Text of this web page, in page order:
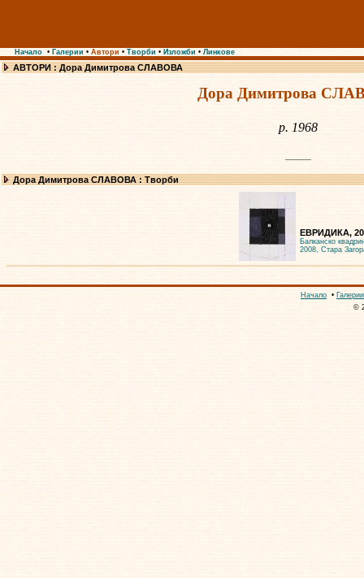
Начало • Галерии • Автори • Творби • Изложби • Линкове
АВТОРИ : Дора Димитрова СЛАВОВА
Дора Димитрова
р. 1968
Дора Димитрова СЛАВОВА : Творби
ЕВРИДИКА,
Балканско
2008, Стара
Начало • Галерии
©